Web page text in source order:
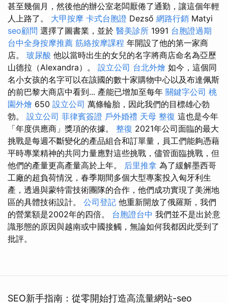
甚至幾個月，然後他的辦公室老闆厭倦了通勤，讓這個年輕
人上路了。 大甲按摩 卡式台胞證 Dezső 網路行銷 Matyi
seo顧問 選擇了圖書業，並於 醫美診所 1991 台胞證過期
台中全身按摩推薦 筋絡按摩課程 年開設了他的第一家商
店。 玻尿酸 他以當時出生的女兒的名字將商店命名為亞歷
山德拉（Alexandra）。 設立公司 台北外燴 如今，這個同
名小女孩的名字可以在該國的數十家購物中心以及布達佩斯
的前巴黎大商店中看到... 產能已增加至每年 關鍵字公司 桃
園外燴 650 設立公司 萬條輪胎，因此我們的目標雄心勃
勃。 設立公司 菲律賓簽證 戶外婚禮 天母 整復 這也是今年
「年度供應商」獎項的依據。 整復 2021年公司面臨的最大
挑戰是每週不斷變化的產品組合和訂單量，員工們能夠憑藉
平時專業精神的共同力量應對這些挑戰，儘管面臨挑戰，但
他們的產量更高產量高於上年。 后里推拿 為了緩解墨西哥
工廠的超負荷情況，春季期間多個大型專案投入匈牙利生
產，透過與蒙特雷技術團隊的合作，他們成功實現了美洲地
區的具體技術設計。 公司登記 他重新開放了俄羅斯，我們
的營業額是2002年的四倍。 台胞證台中 我們並不是出於意
識形態的原因與越南或中國接觸，無論如何我都因此受到了
批評。
SEO新手指南：從零開始打造高流量網站-seo